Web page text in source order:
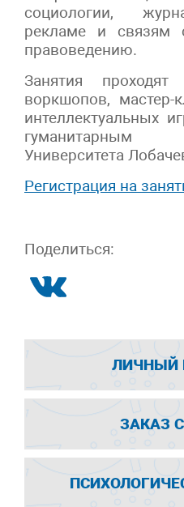
социологии,
рекламе и связям
правоведению.
Занятия
воркшопов, мастер-
интеллектуальных
Университета
Регистрация на
Поделиться:
ЛИЧНЫЙ
ЗАКАЗ